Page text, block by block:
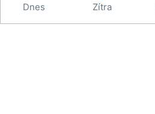
Dnes Zítra